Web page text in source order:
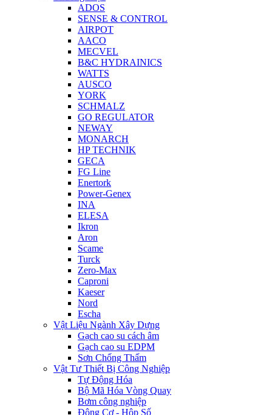
ADOS
SENSE & CONTROL
AIRPOT
AACO
MECVEL
B&C HYDRAINICS
WATTS
AUSCO
YORK
SCHMALZ
GO REGULATOR
NEWAY
MONARCH
HP TECHNIK
GECA
FG Line
Enertork
Power-Genex
INA
ELESA
Ikron
Aron
Scame
Turck
Zero-Max
Caproni
Kaeser
Nord
Escha
Vật Liệu Ngành Xây Dựng
Gạch cao su cách âm
Gạch cao su EDPM
Sơn Chống Thấm
Vật Tư Thiết Bị Công Nghiệp
Tự Động Hóa
Bộ Mã Hóa Vòng Quay
Bơm công nghiệp
Động Cơ - Hộp Số